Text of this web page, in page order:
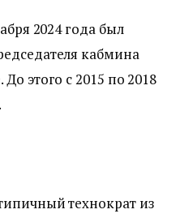
2024 года был
кабмина
этого с 2015 по 2018
технократ из